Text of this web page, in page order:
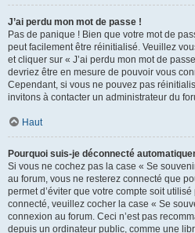
J’ai perdu mon mot de passe !
Pas de panique ! Bien que votre mot de
peut facilement être réinitialisé. Veuillez
et cliquer sur « J’ai perdu mon mot de
devriez être en mesure de pouvoir vous
Cependant, si vous ne pouvez pas
invitons à contacter un administrateur du
Haut
Pourquoi suis-je déconnecté
Si vous ne cochez pas la case « Se
au forum, vous ne resterez connecté que
permet d’éviter que votre compte soit
connecté, veuillez cocher la case « Se
connexion au forum. Ceci n’est pas
depuis un ordinateur public, comme une